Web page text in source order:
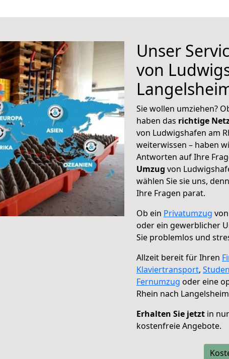
Unser
von
Sie wollen umziehen?
haben das richtige
von Ludwigshafen am
weiterwissen – haben
Antworten auf Ihre
Umzug von
wählen Sie sie uns,
Ihre Fragen parat.
Ob ein Privatumzug
oder ein gewerblicher
Sie problemlos und
Allzeit bereit für Ihren
Klaviertransport,
Fernumzug oder eine
Rhein nach
Erhalten Sie jetzt in
kostenfreie Angebote.